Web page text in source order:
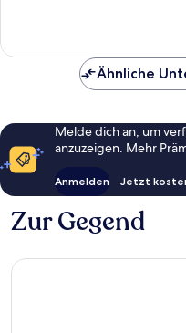
Ähnliche
Melde dich an, um
anzuzeigen. Mehr
Anmelden Jetzt
Zur Gegend